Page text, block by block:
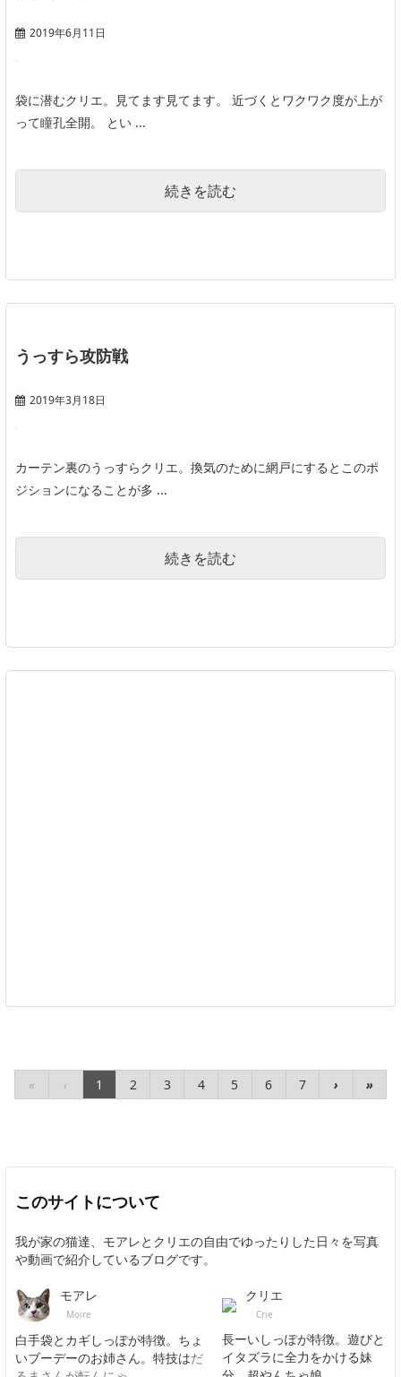
2019年6月11日
袋に潜むクリエ。見てます見てます。 近づくとワクワク度が上が
って瞳孔全開。 とい ...
続きを読む
うっすら攻防戦
2019年3月18日
カーテン裏のうっすらクリエ。換気のために網戸にするとこのポ
ジションになることが多 ...
続きを読む
« ‹ 1 2 3 4 5 6 7 › »
このサイトについて
我が家の猫達、モアレとクリエの自由でゆったりした日々を写真
や動画で紹介しているブログです。
モアレ
Moire
白手袋とカギしっぽが特徴。ちょ
いブーデーのお姉さん。特技はだ
クリエ
Crie
長ーいしっぽが特徴。遊びと
イタズラに全力をかける妹